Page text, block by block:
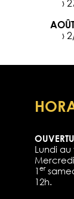
›
›
Lundi au
Mercredi
1 er
12h.